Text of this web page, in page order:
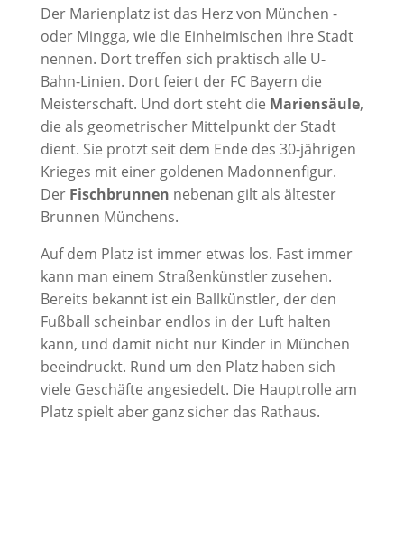
Der Marienplatz ist das Herz von München -
oder Mingga, wie die Einheimischen ihre Stadt
nennen. Dort treffen sich praktisch alle U-
Bahn-Linien. Dort feiert der FC Bayern die
Meisterschaft. Und dort steht die Mariensäule,
die als geometrischer Mittelpunkt der Stadt
dient. Sie protzt seit dem Ende des 30-jährigen
Krieges mit einer goldenen Madonnenfigur.
Der Fischbrunnen nebenan gilt als ältester
Brunnen Münchens.
Auf dem Platz ist immer etwas los. Fast immer
kann man einem Straßenkünstler zusehen.
Bereits bekannt ist ein Ballkünstler, der den
Fußball scheinbar endlos in der Luft halten
kann, und damit nicht nur Kinder in München
beeindruckt. Rund um den Platz haben sich
viele Geschäfte angesiedelt. Die Hauptrolle am
Platz spielt aber ganz sicher das Rathaus.